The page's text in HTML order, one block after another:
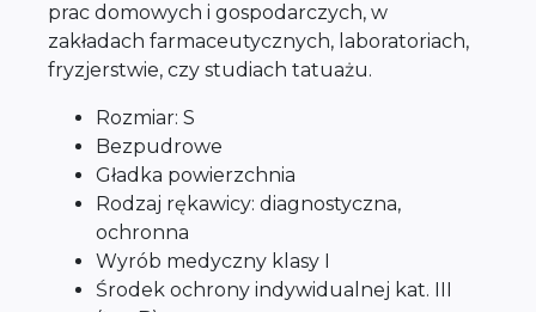
prac domowych i gospodarczych, w
zakładach farmaceutycznych, laboratoriach,
fryzjerstwie, czy studiach tatuażu.
Rozmiar: S
Bezpudrowe
Gładka powierzchnia
Rodzaj rękawicy: diagnostyczna,
ochronna
Wyrób medyczny klasy I
Środek ochrony indywidualnej kat. III